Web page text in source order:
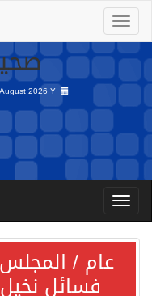
2026 Y
عام /
فسائل نخيل